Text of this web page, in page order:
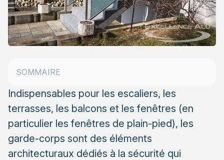
Indispensables pour les escaliers, les
terrasses, les balcons et les fenêtres (en
particulier les fenêtres de plain-pied), les
garde-corps sont des éléments
architecturaux dédiés à la sécurité qui
SOMMAIRE
Garde-corps aluminium : les avantages